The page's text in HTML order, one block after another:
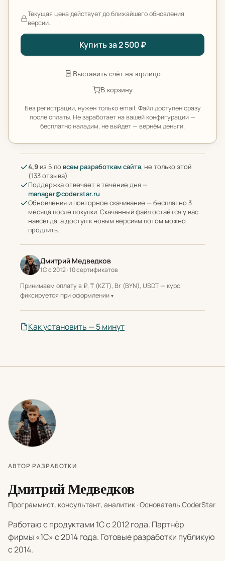
Текущая цена действует до ближайшего обновления
версии.
Купить за 2 500 ₽
Выставить счёт на юрлицо
В корзину
Без регистрации, нужен только email. Файл доступен сразу
после оплаты. Не заработает на вашей конфигурации —
бесплатно наладим, не выйдет — вернём деньги.
4,9 из 5 по всем разработкам сайта, не только этой
(133 отзыва)
Поддержка отвечает в течение дня —
manager@coderstar.ru
Обновления и повторное скачивание — бесплатно 3
месяца после покупки. Скачанный файл остаётся у вас
навсегда, а доступ к новым версиям потом можно
продлить.
Дмитрий Медведков
1С с 2012 · 10 сертификатов
Принимаем оплату в ₽, ₸ (KZT), Br (BYN), USDT — курс
фиксируется при оформлении
Как установить — 5 минут
АВТОР РАЗРАБОТКИ
Дмитрий Медведков
Программист, консультант, аналитик · Основатель CoderStar
Работаю с продуктами 1С с 2012 года. Партнёр
фирмы «1С» с 2014 года. Готовые разработки публикую
с 2014.